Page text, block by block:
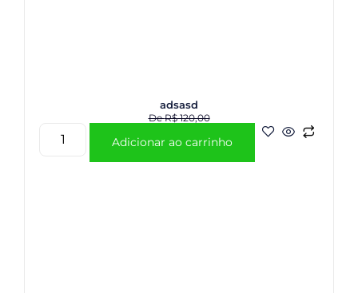
adsasd
DeR$120,00
Adicionar ao carrinho